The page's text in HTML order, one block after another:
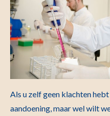
Als u zelf geen klachten
aandoening, maar wel wilt